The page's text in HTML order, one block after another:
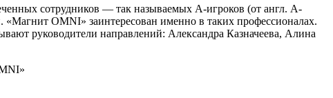
сотрудников — так называемых А-игроков (от англ. A-
OMNI» заинтересован именно в таких профессионалах.
руководители направлений: Александра Казначеева, Алина